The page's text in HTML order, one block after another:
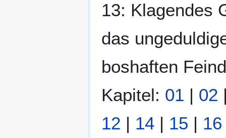
13: Klagendes
das
boshaften
Kapitel: 01 | 02
12 | 14 | 15 | 16